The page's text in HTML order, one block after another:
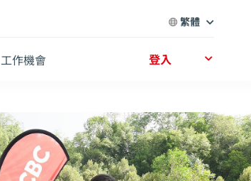
工作機會 登入
繁體